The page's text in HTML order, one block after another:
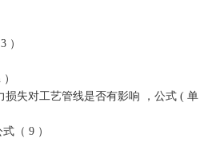
）
损失对工艺管线是否有影响 ，公式 ( 单
（ 9 ）